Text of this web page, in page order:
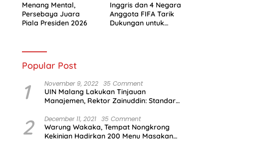
Menang Mental,
Persebaya Juara
Piala Presiden 2026
Inggris dan 4 Negara
Anggota FIFA Tarik
Dukungan untuk
Popular Post
1 November 9, 2022 35 Comment
UIN Malang Lakukan Tinjauan
Manajemen, Rektor Zainuddin: Standar
2 December 11, 2021 35 Comment
Warung Wakaka, Tempat Nongkrong
Kekinian Hadirkan 200 Menu Masakan